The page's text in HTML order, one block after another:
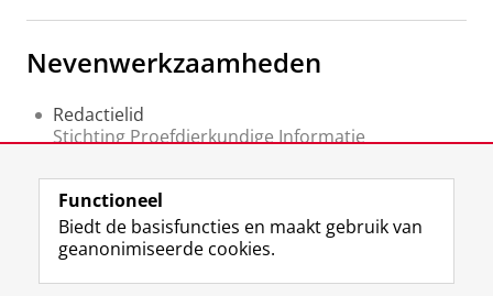
e
r
h
P
r
t
a
l
Nevenwerkzaamheden
Redactielid
Stichting Proefdierkundige Informatie
Nederlandse Vereniging voor Stralingshygiene
afdeling Grote Vergunninghouders
Volg de RUG F L R I Y
Functioneel
Biedt de basisfuncties en maakt gebruik van
geanonimiseerde cookies.